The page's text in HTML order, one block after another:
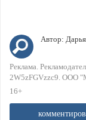
Автор:
Реклама.
2W5zFGVzzc9. ООО
16+